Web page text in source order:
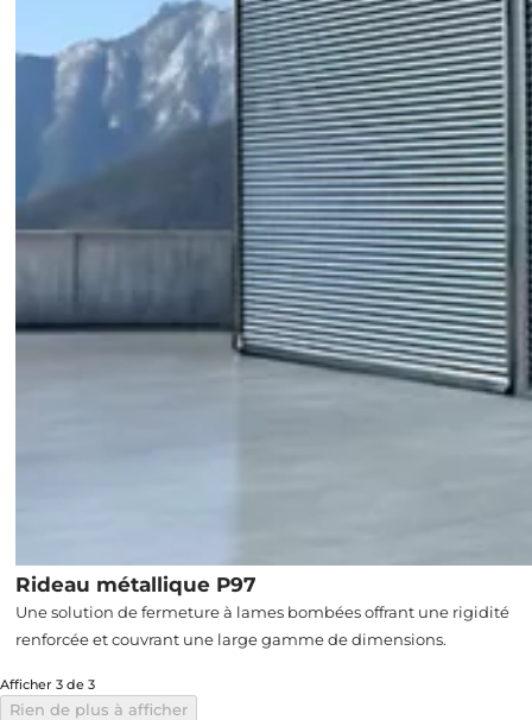
Rideau métallique P97
Une solution de fermeture à lames bombées offrant une rigidité
renforcée et couvrant une large gamme de dimensions.
Afficher 3 de 3
Rien de plus à afficher